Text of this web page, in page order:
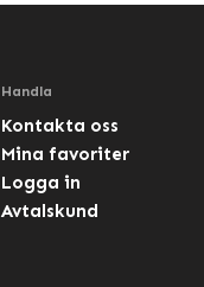
Handla
Kontakta oss
Mina favoriter
Logga in
Avtalskund